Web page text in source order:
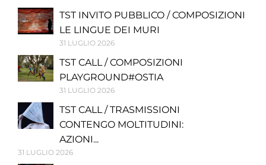
TST INVITO PUBBLICO / COMPOSIZIONI
LE LINGUE DEI MURI
31 LUGLIO 2026
TST CALL / COMPOSIZIONI
PLAYGROUND#OSTIA
31 LUGLIO 2026
TST CALL / TRASMISSIONI
CONTENGO MOLTITUDINI:
AZIONI...
31 LUGLIO 2026